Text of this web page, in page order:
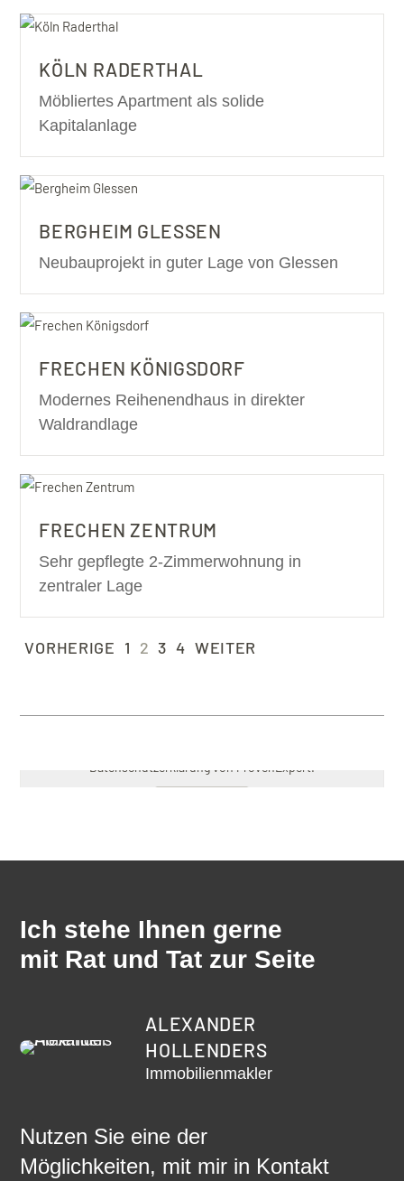
KÖLN RADERTHAL
Möbliertes Apartment als solide
Kapitalanlage
BERGHEIM GLESSEN
Neubauprojekt in guter Lage von Glessen
FRECHEN KÖNIGSDORF
Modernes Reihenendhaus in direkter
Waldrandlage
FRECHEN ZENTRUM
Sehr gepflegte 2-Zimmerwohnung in
zentraler Lage
VORHERIGE 1 2 3 4 WEITER
Ich stehe Ihnen gerne
mit Rat und Tat zur Seite
ALEXANDER
HOLLENDERS
Immobilienmakler
Nutzen Sie eine der
Möglichkeiten, mit mir in Kontakt